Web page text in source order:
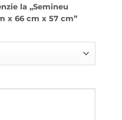
la „Semineu
x 66 cm x 57 cm”